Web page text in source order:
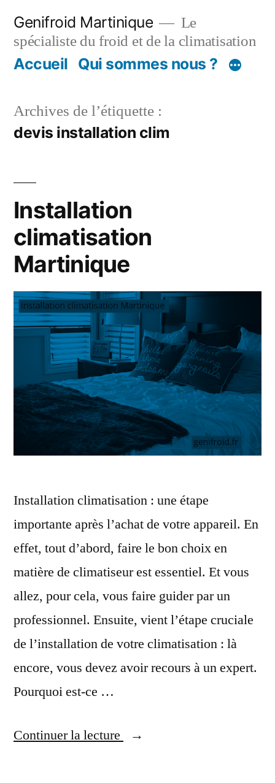
contenu
Genifroid Martinique
Le
spécialiste du froid et de la climatisation
Accueil Qui sommes nous ?
Archives de l’étiquette :
devis installation clim
Installation
climatisation
Martinique
Installation climatisation : une étape
importante après l’achat de votre appareil. En
effet, tout d’abord, faire le bon choix en
matière de climatiseur est essentiel. Et vous
allez, pour cela, vous faire guider par un
professionnel. Ensuite, vient l’étape cruciale
de l’installation de votre climatisation : là
encore, vous devez avoir recours à un expert.
Pourquoi est-ce …
Continuer la lecture
« Installation